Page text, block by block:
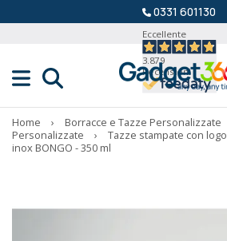
0331 601130
Eccellente
3.879
Recensioni
Home › Borracce e Tazze Personalizzate
Personalizzate
› Tazze stampate con logo
inox BONGO - 350 ml